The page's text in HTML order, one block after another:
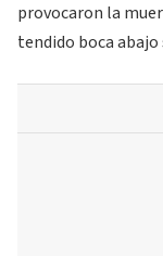
provocaron la
tendido boca